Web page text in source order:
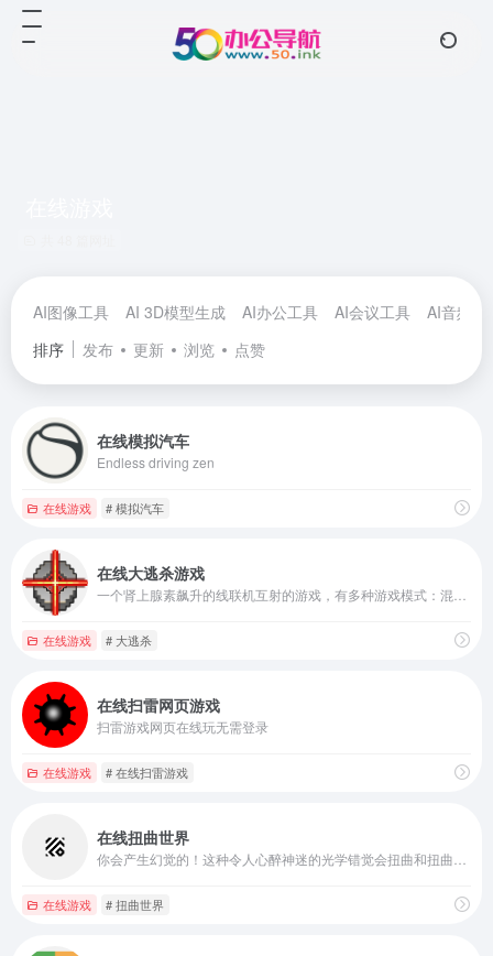
AI图像工具 AI 3D模型生成 AI办公工具 AI会议工具
AI音频工
排序
发布 更新 浏览 点赞
在线模拟汽车
Endless driving zen
在线游戏 # 模拟汽车
在线大逃杀游戏
在线游戏 # 大逃杀
在线扫雷网页游戏
扫雷游戏网页在线玩无需登录
在线游戏 # 在线扫雷游戏
在线扭曲世界
在线游戏 # 扭曲世界